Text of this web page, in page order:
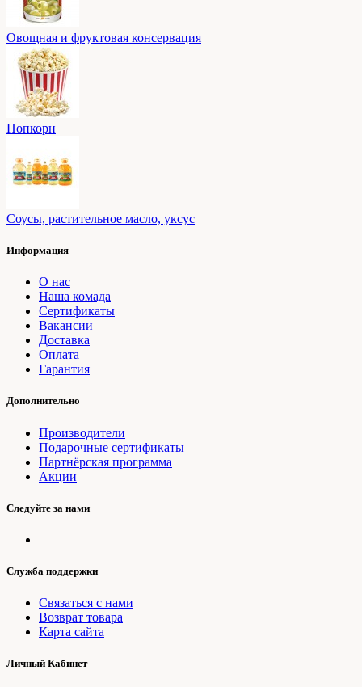
Овощная и фруктовая консервация
Попкорн
Соусы, растительное масло, уксус
Информация
О нас
Наша комада
Сертификаты
Вакансии
Доставка
Оплата
Гарантия
Дополнительно
Производители
Подарочные сертификаты
Партнёрская программа
Акции
Следуйте за нами
Служба поддержки
Связаться с нами
Возврат товара
Карта сайта
Личный Кабинет